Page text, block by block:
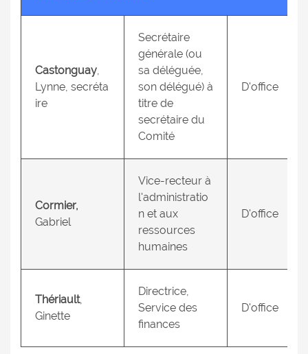
Castonguay,
Lynne, secréta
ire
Secrétaire
générale (ou
sa déléguée,
son délégué) à
titre de
secrétaire du
Comité
D'office
Cormier,
Gabriel
Vice-recteur à
l'administratio
n et aux
ressources
humaines
D'office
Thériault,
Ginette
Directrice,
Service des
finances
D'office